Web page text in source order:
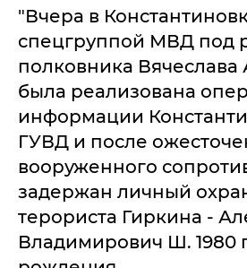
"Вчера в
спецгруппой МВД под
полковника Вячеслава
была реализована
информации
ГУВД и после
вооруженного
задержан личный
терориста Гиркина -
Владимирович Ш. 1980